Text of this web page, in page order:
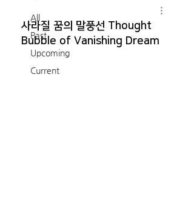
All
Past
Upcoming
Current
사라질 꿈의 말풍선 Thought
Bubble of Vanishing Dream